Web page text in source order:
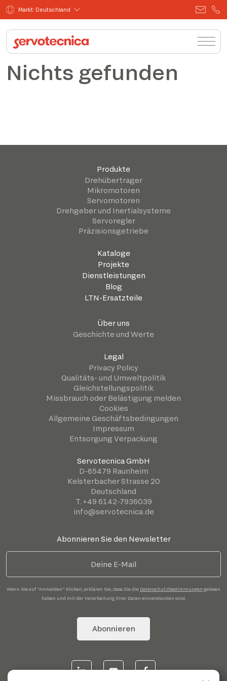
Markt: Deutschland
Nichts gefunden
Produkte
Drehübertrager
Mikromotoren
Servomotoren
Drehgeber und Inertialsysteme
Servoregler
Präzisionsgetriebe
Kataloge
Projekte
Dienstleistungen
Blog
LTN-Ersatzteile
Über uns
Geschichte und Werte
Legal
Privacy Policy
Qualitäts- und Umweltpolitik
Gleichstellungspolitik
Missbrauch oder Belästigung melden
Cookies
Allgemeine Geschäftsbedingungen
Impressum
Entsorgung Verpackung
Servotecnica GmbH
D-65479 Raunheim
Kelsterbacher Strasse 20
Deutschland
T. +49 6142-7936039
info@servotecnica.de
Abonnieren Sie den Newsletter
Wenn Sie auf "Anmelden" klicken, erklären Sie, dass Sie die Datenschutzbestimmungen gelesen
haben und mit der Verarbeitung Ihrer Daten einverstanden sind.
Abonnieren